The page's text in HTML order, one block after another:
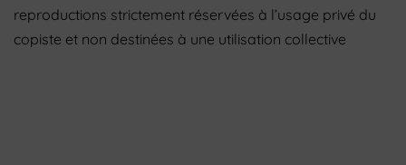
reproductions strictement réservées à l’usage privé du
copiste et non destinées à une utilisation collective